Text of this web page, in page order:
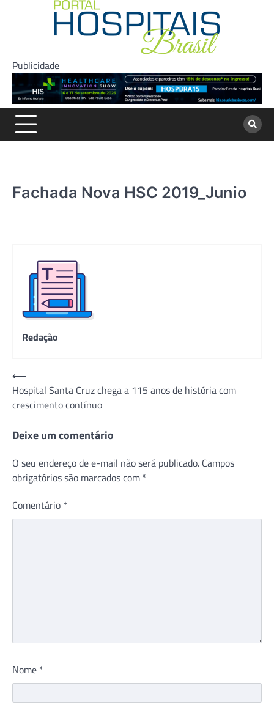
Publicidade
Fachada Nova HSC 2019_Junio
Redação
Navegação
de
Post
⟵
Hospital Santa Cruz chega a 115 anos de história com
crescimento contínuo
Deixe um comentário
O seu endereço de e-mail não será publicado. Campos
obrigatórios são marcados com *
Comentário *
Nome *